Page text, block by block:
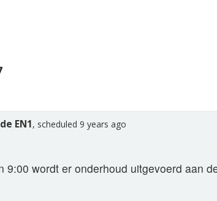
EN1, scheduled 9 years ago
9:00 wordt er onderhoud uitgevoerd aan